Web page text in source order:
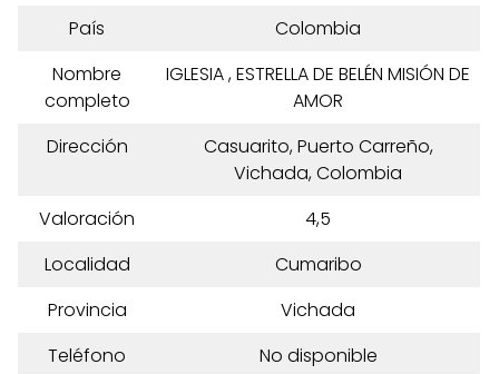
País
Colombia
Nombre
completo
IGLESIA , ESTRELLA DE BELÉN MISIÓN DE
AMOR
Dirección
Casuarito, Puerto Carreño,
Vichada, Colombia
Valoración
4,5
Localidad
Cumaribo
Provincia
Vichada
Teléfono
No disponible